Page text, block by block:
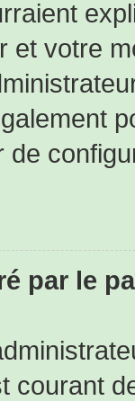
et votre
par le
courant